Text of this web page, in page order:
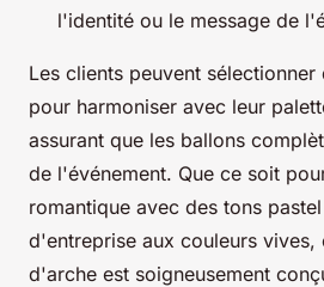
l'identité ou le message de
Les clients peuvent
pour harmoniser avec leur
assurant que les ballons
de l'événement. Que ce soit
romantique avec des tons
d'entreprise aux couleurs vives,
d'arche est soigneusement